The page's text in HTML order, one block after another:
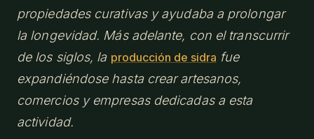
propiedades curativas y ayudaba a prolongar
la longevidad. Más adelante, con el transcurrir
de los siglos, la producción de sidra fue
expandiéndose hasta crear artesanos,
comercios y empresas dedicadas a esta
actividad.